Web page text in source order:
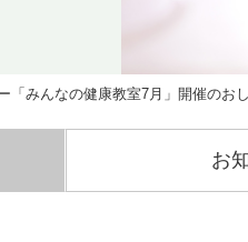
「みんなの健康教室7月」開催のお
お